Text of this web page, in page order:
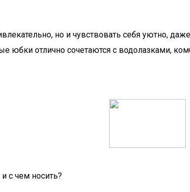
но и чувствовать себя уютно,
юбки отлично сочетаются с водолазками,
с чем носить?